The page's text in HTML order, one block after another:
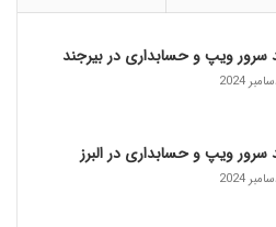
سرور ویپ و حسابداری در بیرجند
سرور ویپ و حسابداری در البرز